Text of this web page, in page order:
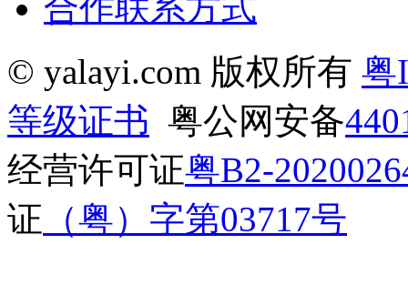
© yalayi.com 版权所有 粤
等级证书 粤公网安备
经营许可证粤B2-
证 （粤）字第03717号